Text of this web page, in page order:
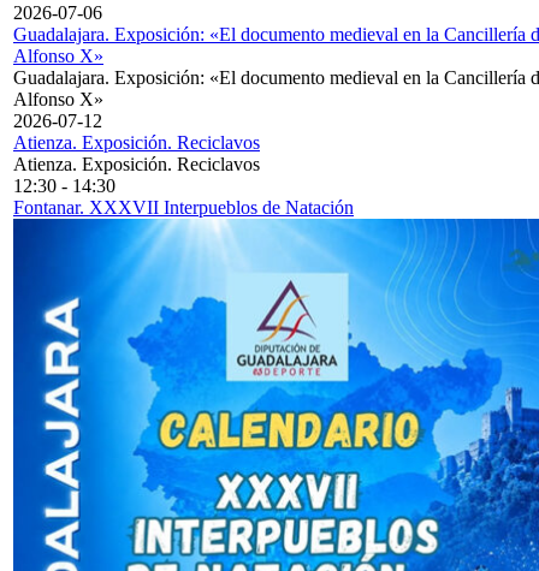
2026-07-06
Guadalajara. Exposición: «El documento medieval en la Cancillería
Alfonso X»
Guadalajara. Exposición: «El documento medieval en la Cancillería
Alfonso X»
2026-07-12
Atienza. Exposición. Reciclavos
Atienza. Exposición. Reciclavos
12:30 - 14:30
Fontanar. XXXVII Interpueblos de Natación